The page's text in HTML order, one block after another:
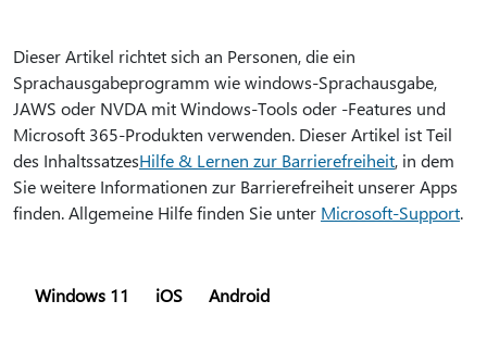
Dieser Artikel richtet sich an Personen, die ein
Sprachausgabeprogramm wie windows-Sprachausgabe,
JAWS oder NVDA mit Windows-Tools oder -Features und
Microsoft 365-Produkten verwenden. Dieser Artikel ist Teil
des InhaltssatzesHilfe & Lernen zur Barrierefreiheit, in dem
Sie weitere Informationen zur Barrierefreiheit unserer Apps
finden. Allgemeine Hilfe finden Sie unter Microsoft-Support.
Windows 11 iOS Android